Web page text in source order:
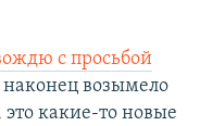
с просьбой
наконец возымело
какие-то новые